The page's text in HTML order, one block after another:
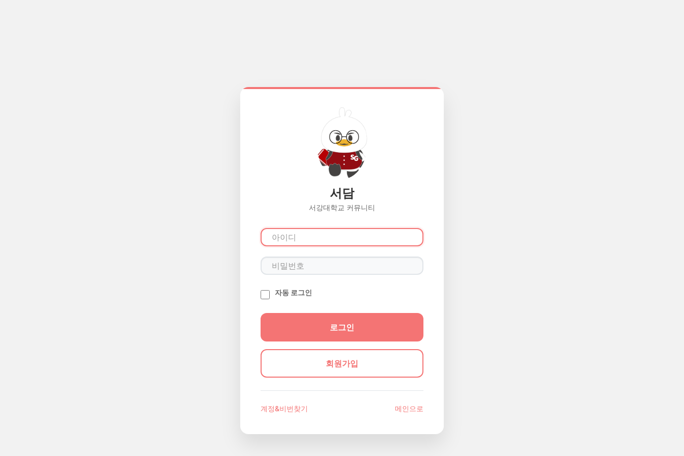
서담
서강대학교 커뮤니티
자동 로그인
회원가입
계정&비번찾기 메인으로